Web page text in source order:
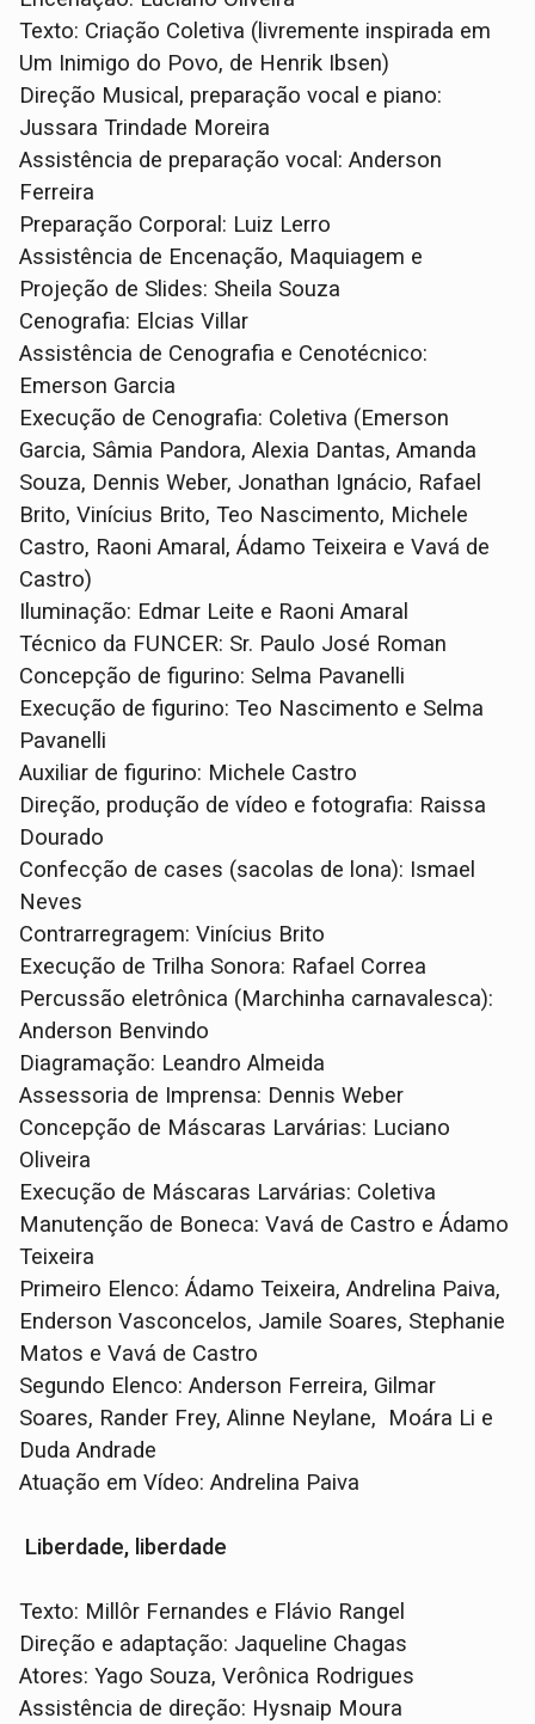
Texto: Criação Coletiva (livremente inspirada em
Um Inimigo do Povo, de Henrik Ibsen)
Direção Musical, preparação vocal e piano:
Jussara Trindade Moreira
Assistência de preparação vocal: Anderson
Ferreira
Preparação Corporal: Luiz Lerro
Assistência de Encenação, Maquiagem e
Projeção de Slides: Sheila Souza
Cenografia: Elcias Villar
Assistência de Cenografia e Cenotécnico:
Emerson Garcia
Execução de Cenografia: Coletiva (Emerson
Garcia, Sâmia Pandora, Alexia Dantas, Amanda
Souza, Dennis Weber, Jonathan Ignácio, Rafael
Brito, Vinícius Brito, Teo Nascimento, Michele
Castro, Raoni Amaral, Ádamo Teixeira e Vavá de
Castro)
Iluminação: Edmar Leite e Raoni Amaral
Técnico da FUNCER: Sr. Paulo José Roman
Concepção de figurino: Selma Pavanelli
Execução de figurino: Teo Nascimento e Selma
Pavanelli
Auxiliar de figurino: Michele Castro
Direção, produção de vídeo e fotografia: Raissa
Dourado
Confecção de cases (sacolas de lona): Ismael
Neves
Contrarregragem: Vinícius Brito
Execução de Trilha Sonora: Rafael Correa
Percussão eletrônica (Marchinha carnavalesca):
Anderson Benvindo
Diagramação: Leandro Almeida
Assessoria de Imprensa: Dennis Weber
Concepção de Máscaras Larvárias: Luciano
Oliveira
Execução de Máscaras Larvárias: Coletiva
Manutenção de Boneca: Vavá de Castro e Ádamo
Teixeira
Primeiro Elenco: Ádamo Teixeira, Andrelina Paiva,
Enderson Vasconcelos, Jamile Soares, Stephanie
Matos e Vavá de Castro
Segundo Elenco: Anderson Ferreira, Gilmar
Soares, Rander Frey, Alinne Neylane, Moára Li e
Duda Andrade
Atuação em Vídeo: Andrelina Paiva
Liberdade, liberdade
Texto: Millôr Fernandes e Flávio Rangel
Direção e adaptação: Jaqueline Chagas
Atores: Yago Souza, Verônica Rodrigues
Assistência de direção: Hysnaip Moura